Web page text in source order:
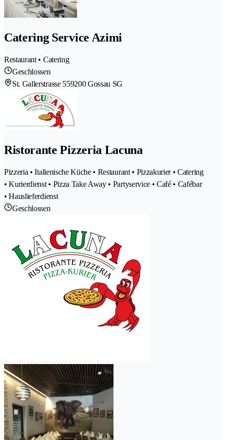
Catering Service Azimi
Restaurant • Catering
Geschlossen
St. Gallerstrasse 559200 Gossau SG
Ristorante Pizzeria Lacuna
Pizzeria • Italienische Küche • Restaurant • Pizzakurier • Catering
• Kurierdienst • Pizza Take Away • Partyservice • Café • Cafébar
• Hauslieferdienst
Geschlossen